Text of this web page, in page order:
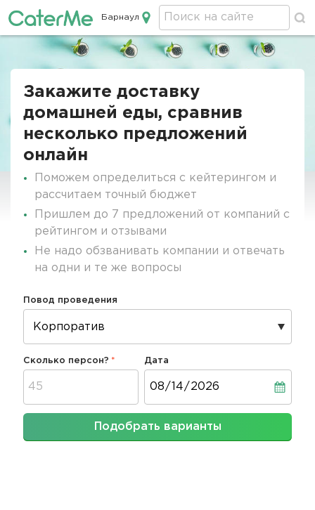
Кейтеринг в Барнауле
Барнаул
Закажите доставку
домашней еды, сравнив
несколько предложений
онлайн
Поможем определиться с кейтерингом и
рассчитаем точный бюджет
Пришлем до 7 предложений от компаний с
рейтингом и отзывами
Не надо обзванивать компании и отвечать
на одни и те же вопросы
Повод проведения
Сколько персон? Дата
Подобрать варианты